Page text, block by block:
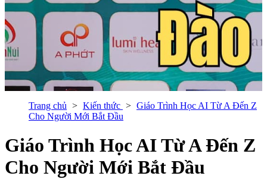
Trang chủ Kiến thức
Giáo Trình Học AI Từ A Đến Z
Cho Người Mới Bắt Đầu
Giáo Trình Học AI Từ A Đến Z
Cho Người Mới Bắt Đầu